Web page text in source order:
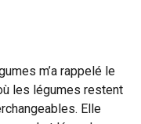
m’a rappelé le
les légumes restent
Elle